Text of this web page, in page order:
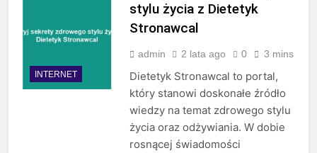
INTERNET
stylu życia z Dietetyk
Stronawcal
admin 2 lata ago 0 3 mins
Dietetyk Stronawcal to portal,
który stanowi doskonałe źródło
wiedzy na temat zdrowego stylu
życia oraz odżywiania. W dobie
rosnącej świadomości